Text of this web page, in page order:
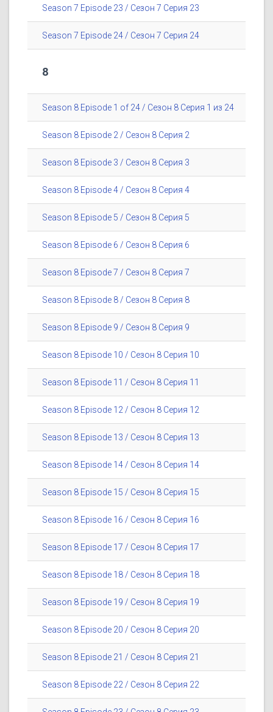
Season 7 Episode 23 / Сезон 7 Серия 23
Season 7 Episode 24 / Сезон 7 Серия 24
8
Season 8 Episode 1 of 24 / Сезон 8 Серия 1 из 24
Season 8 Episode 2 / Сезон 8 Серия 2
Season 8 Episode 3 / Сезон 8 Серия 3
Season 8 Episode 4 / Сезон 8 Серия 4
Season 8 Episode 5 / Сезон 8 Серия 5
Season 8 Episode 6 / Сезон 8 Серия 6
Season 8 Episode 7 / Сезон 8 Серия 7
Season 8 Episode 8 / Сезон 8 Серия 8
Season 8 Episode 9 / Сезон 8 Серия 9
Season 8 Episode 10 / Сезон 8 Серия 10
Season 8 Episode 11 / Сезон 8 Серия 11
Season 8 Episode 12 / Сезон 8 Серия 12
Season 8 Episode 13 / Сезон 8 Серия 13
Season 8 Episode 14 / Сезон 8 Серия 14
Season 8 Episode 15 / Сезон 8 Серия 15
Season 8 Episode 16 / Сезон 8 Серия 16
Season 8 Episode 17 / Сезон 8 Серия 17
Season 8 Episode 18 / Сезон 8 Серия 18
Season 8 Episode 19 / Сезон 8 Серия 19
Season 8 Episode 20 / Сезон 8 Серия 20
Season 8 Episode 21 / Сезон 8 Серия 21
Season 8 Episode 22 / Сезон 8 Серия 22